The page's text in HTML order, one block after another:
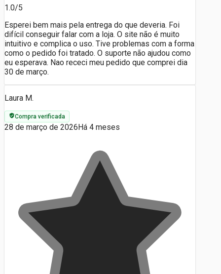
1.0/5
Esperei bem mais pela entrega do que deveria. Foi
difícil conseguir falar com a loja. O site não é muito
intuitivo e complica o uso. Tive problemas com a forma
como o pedido foi tratado. O suporte não ajudou como
eu esperava. Nao receci meu pedido que comprei dia
30 de março.
Laura M.
Compra verificada
28 de março de 2026 Há 4 meses